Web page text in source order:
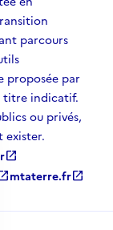
parcours
proposée par
titre indicatif.
ou privés,
exister.
open_in_new
mtaterre.fropen_in_new